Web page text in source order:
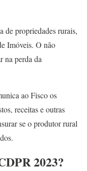
de propriedades rurais,
Imóveis. O não
na perda da
ao Fisco os
receitas e outras
se o produtor rural
2023?